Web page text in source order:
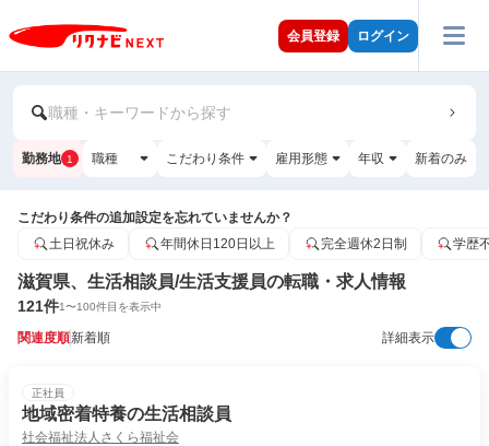
会員登録 ログイン
職種・キーワードから探す
勤務地 1 職種 こだわり条件 雇用形態 年収 新着のみ
こだわり条件の追加設定を忘れていませんか？
土日祝休み
年間休日120日以上 完全週休2日制 学歴
滋賀県、生活相談員/生活支援員の転職・求人情報
121件1〜100件目を表示中
関連度順新着順 詳細表示
正社員
地域密着特養の生活相談員
社会福祉法人さくら福祉会